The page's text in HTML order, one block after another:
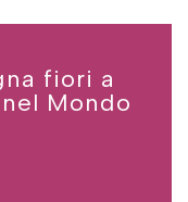
fiori a
Mondo